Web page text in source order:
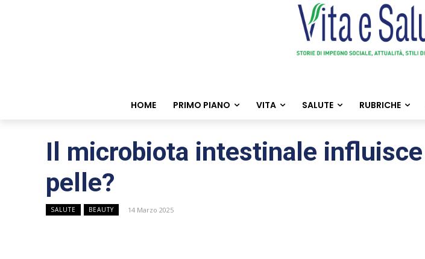
HOME PRIMO PIANO VITA SALUTE RUBRICHE
Il microbiota intestinale
pelle?
SALUTE BEAUTY 14 Marzo 2025